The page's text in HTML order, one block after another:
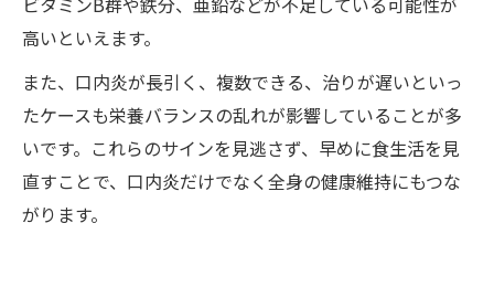
高いといえます。
また、口内炎が長引く、複数できる、治りが遅いといっ
たケースも栄養バランスの乱れが影響していることが多
いです。これらのサインを見逃さず、早めに食生活を見
直すことで、口内炎だけでなく全身の健康維持にもつな
がります。